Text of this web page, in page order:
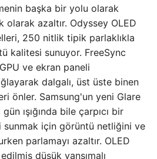
başka bir yolu olarak
olarak azaltır. Odyssey OLED
250 nitlik tipik parlaklıkla
kalitesi sunuyor. FreeSync
ve ekran paneli
dalgalı, üst üste binen
önler. Samsung'un yeni Glare
ışığında bile çarpıcı bir
sunmak için görüntü netliğini ve
parlamayı azaltır. OLED
düşük yansımalı